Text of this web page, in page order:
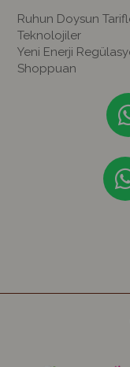
Ruhun Doysun
Teknolojiler
Yeni Enerji
Shoppuan